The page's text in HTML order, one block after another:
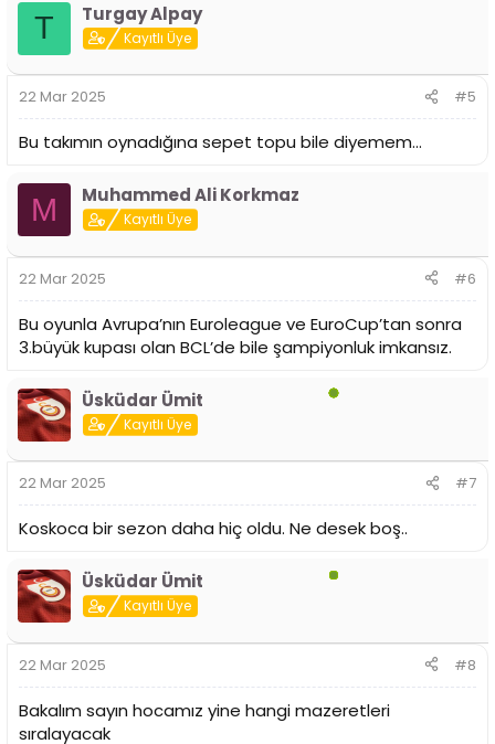
T Turgay Alpay
Kayıtlı Üye
22 Mar 2025 #5
Bu takımın oynadığına sepet topu bile diyemem...
M Muhammed Ali Korkmaz
Kayıtlı Üye
22 Mar 2025 #6
Bu oyunla Avrupa’nın Euroleague ve EuroCup’tan sonra
3.büyük kupası olan BCL’de bile şampiyonluk imkansız.
Üsküdar Ümit
Kayıtlı Üye
22 Mar 2025 #7
Koskoca bir sezon daha hiç oldu. Ne desek boş..
Üsküdar Ümit
Kayıtlı Üye
22 Mar 2025 #8
Bakalım sayın hocamız yine hangi mazeretleri
sıralayacak